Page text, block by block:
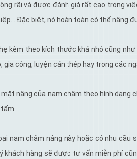
rãi và được đánh giá rất cao trong
Đặc biệt, nó hoàn toàn có thể nâng
kèm theo kích thước khá nhỏ cũng
công, luyện cán thép hay trong các
nâng của nam châm theo hình dạng
nam châm nâng này hoặc có nhu cầu
khách hàng sẽ được tư vấn miễn phí